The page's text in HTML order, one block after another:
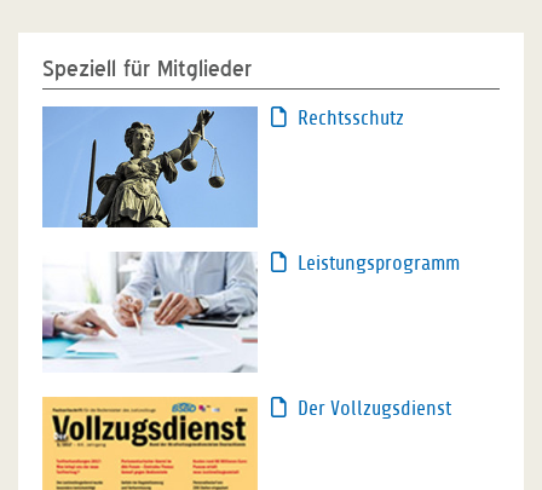
Speziell für Mitglieder
Rechtsschutz
Leistungsprogramm
Der Vollzugsdienst